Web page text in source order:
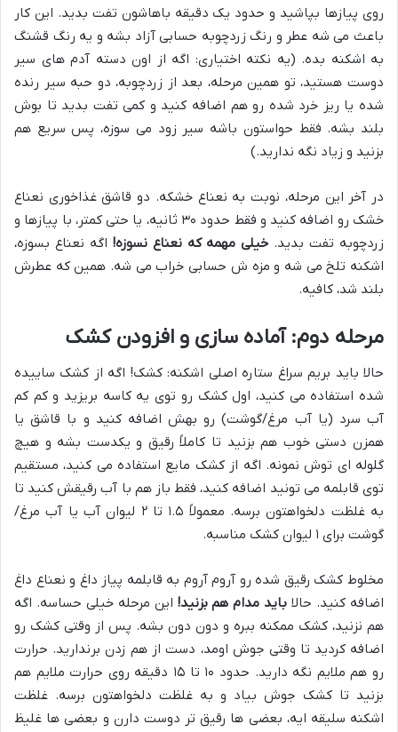
روی پیازها بپاشید و حدود یک دقیقه باهاشون تفت بدید. این کار
باعث می شه عطر و رنگ زردچوبه حسابی آزاد بشه و یه رنگ قشنگ
به اشکنه بده. (یه نکته اختیاری: اگه از اون دسته آدم های سیر
دوست هستید، تو همین مرحله، بعد از زردچوبه، دو حبه سیر رنده
شده یا ریز خرد شده رو هم اضافه کنید و کمی تفت بدید تا بوش
بلند بشه. فقط حواستون باشه سیر زود می سوزه، پس سریع هم
بزنید و زیاد نگه ندارید.)
در آخر این مرحله، نوبت به نعناع خشکه. دو قاشق غذاخوری نعناع
خشک رو اضافه کنید و فقط حدود ۳۰ ثانیه، یا حتی کمتر، با پیازها و
زردچوبه تفت بدید. خیلی مهمه که نعناع نسوزه! اگه نعناع بسوزه،
اشکنه تلخ می شه و مزه ش حسابی خراب می شه. همین که عطرش
بلند شد، کافیه.
مرحله دوم: آماده سازی و افزودن کشک
حالا باید بریم سراغ ستاره اصلی اشکنه: کشک! اگه از کشک ساییده
شده استفاده می کنید، اول کشک رو توی یه کاسه بریزید و کم کم
آب سرد (یا آب مرغ/گوشت) رو بهش اضافه کنید و با قاشق یا
همزن دستی خوب هم بزنید تا کاملاً رقیق و یکدست بشه و هیچ
گلوله ای توش نمونه. اگه از کشک مایع استفاده می کنید، مستقیم
توی قابلمه می تونید اضافه کنید، فقط باز هم با آب رقیقش کنید تا
به غلظت دلخواهتون برسه. معمولاً ۱.۵ تا ۲ لیوان آب یا آب مرغ/
گوشت برای ۱ لیوان کشک مناسبه.
مخلوط کشک رقیق شده رو آروم آروم به قابلمه پیاز داغ و نعناع داغ
اضافه کنید. حالا باید مدام هم بزنید! این مرحله خیلی حساسه. اگه
هم نزنید، کشک ممکنه ببره و دون دون بشه. پس از وقتی کشک رو
اضافه کردید تا وقتی جوش اومد، دست از هم زدن برندارید. حرارت
رو هم ملایم نگه دارید. حدود ۱۰ تا ۱۵ دقیقه روی حرارت ملایم هم
بزنید تا کشک جوش بیاد و به غلظت دلخواهتون برسه. غلظت
اشکنه سلیقه ایه، بعضی ها رقیق تر دوست دارن و بعضی ها غلیظ